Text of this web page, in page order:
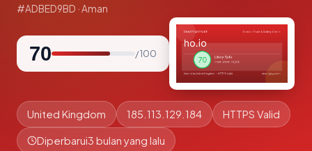
#ADBED9BD · Aman
70 / 100
United Kingdom 185.113.129.184 HTTPS Valid
Diperbarui3 bulan yang lalu